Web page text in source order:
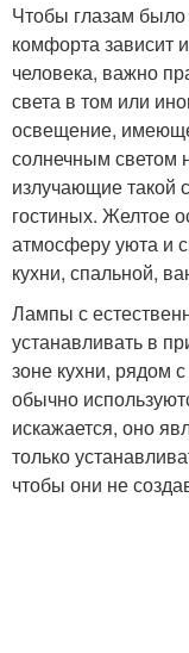
Чтобы глазам
комфорта зависит
человека, важно
света в том или
освещение,
солнечным светом
излучающие такой
гостиных. Желтое
атмосферу уюта и
кухни, спальной,
Лампы с
устанавливать в
зоне кухни, рядом
обычно
искажается, оно
только
чтобы они не